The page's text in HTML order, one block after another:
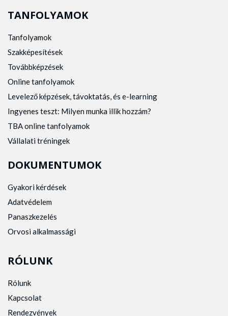
TANFOLYAMOK
Tanfolyamok
Szakképesítések
Továbbképzések
Online tanfolyamok
Levelező képzések, távoktatás, és e-learning
Ingyenes teszt: Milyen munka illik hozzám?
TBA online tanfolyamok
Vállalati tréningek
DOKUMENTUMOK
Gyakori kérdések
Adatvédelem
Panaszkezelés
Orvosi alkalmassági
RÓLUNK
Rólunk
Kapcsolat
Rendezvények